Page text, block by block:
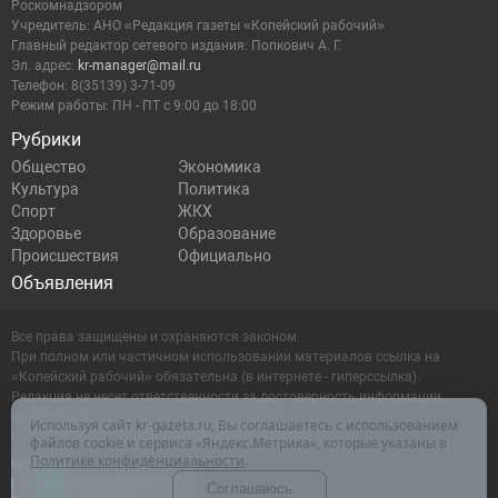
Рубрики
Общество
Экономика
Культура
Политика
Спорт
ЖКХ
Здоровье
Образование
Происшествия
Официально
Объявления
Роскомнадзором
Учредитель: АНО «Редакция газеты «Копейский рабочий»
Главный редактор сетевого издания: Попкович А. Г.
Эл. адрес: kr-manager@mail.ru
Телефон: 8(35139) 3-71-09
Режим работы: ПН - ПТ с 9:00 до 18:00
Все права защищены и охраняются законом.
При полном или частичном использовании материалов ссылка на
«Копейский рабочий» обязательна (в интернете - гиперссылка).
Редакция не несет ответственности за достоверность информации,
содержащейся в рекламных объявлениях.
Настоящий ресурс может содержать материалы 16+
Используя сайт kr-gazeta.ru, Вы соглашаетесь с использованием
файлов cookie и сервиса «Яндекс.Метрика», которые указаны в
Политике конфиденциальности.
Соглашаюсь